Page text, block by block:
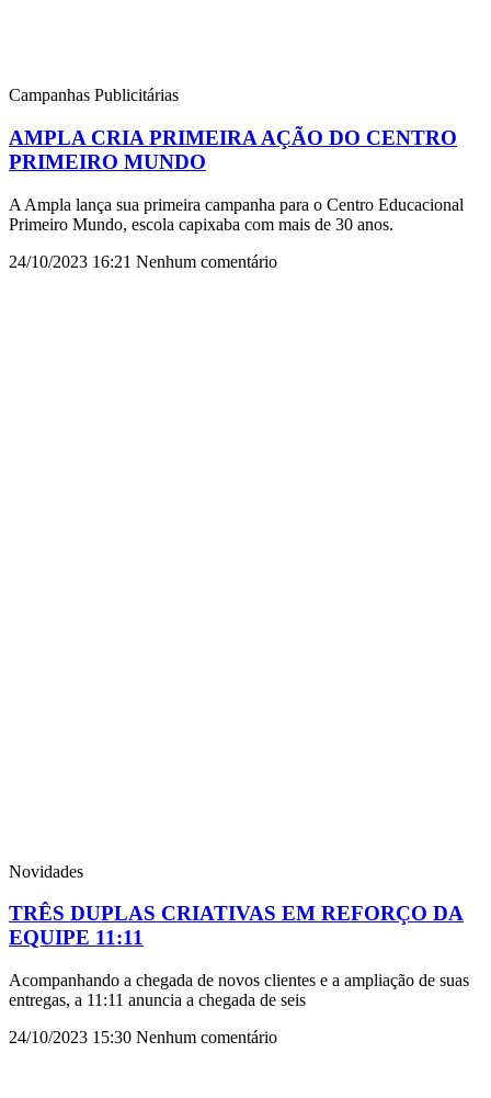
Campanhas Publicitárias
AMPLA CRIA PRIMEIRA AÇÃO DO CENTRO
PRIMEIRO MUNDO
A Ampla lança sua primeira campanha para o Centro Educacional
Primeiro Mundo, escola capixaba com mais de 30 anos.
24/10/2023 16:21 Nenhum comentário
Novidades
TRÊS DUPLAS CRIATIVAS EM REFORÇO DA
EQUIPE 11:11
Acompanhando a chegada de novos clientes e a ampliação de suas
entregas, a 11:11 anuncia a chegada de seis
24/10/2023 15:30 Nenhum comentário